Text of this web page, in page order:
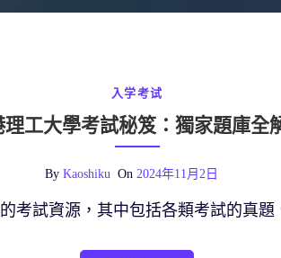
入学考试
理工大學考試秘笈：獨家題庫全
By Kaoshiku On 2024年11月2日
考試資源，其中包括各類考試的真